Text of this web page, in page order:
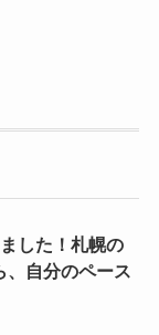
した！札幌の
、自分のペース